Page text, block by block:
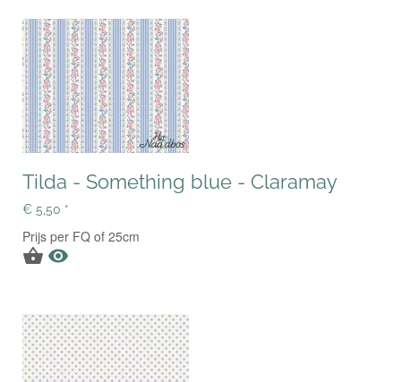
Tilda - Something blue - Claramay
€ 5,50 *
Prijs per FQ of 25cm
 